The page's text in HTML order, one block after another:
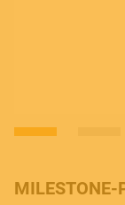
MILESTONE-